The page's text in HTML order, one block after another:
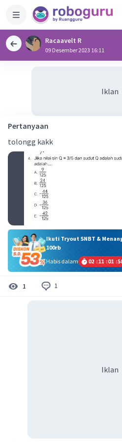
Racaavelt R
09 Desember 2023 16:11
Iklan
Pertanyaan
tolongg kakk
Ikuti Tryout SNBT &
100rb
Habis dalam
02 :11 :01 :
1 1
Iklan